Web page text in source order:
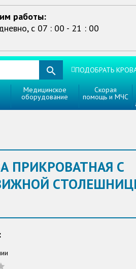
работы:
с 07 : 00 - 21 : 00
ПОДОБРАТЬ
Медицинское
оборудование
Скорая
помощь и МЧС
ПРИКРОВАТНАЯ С